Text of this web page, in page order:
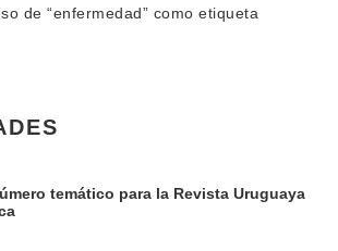
temático para la Revista Uruguaya
de “enfermedad” como etiqueta